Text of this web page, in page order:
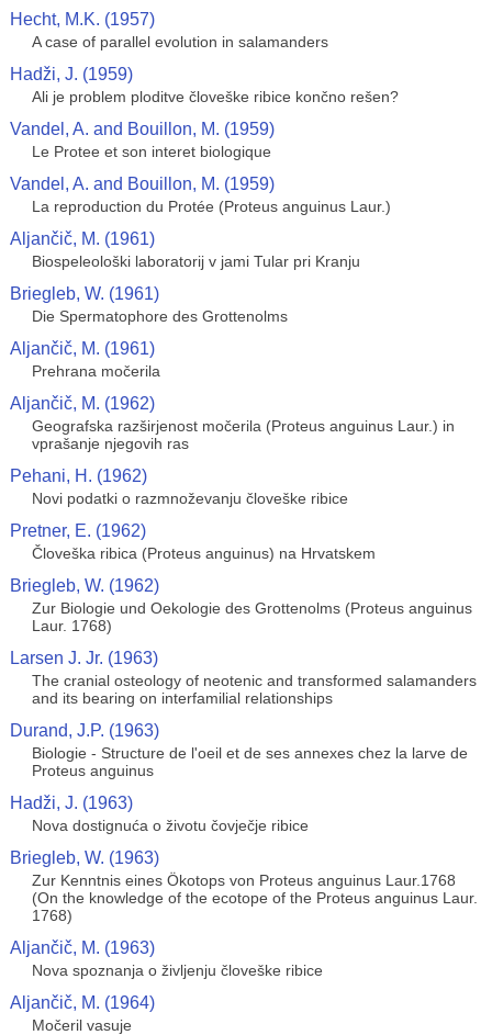
Hecht, M.K. (1957)
A case of parallel evolution in salamanders
Hadži, J. (1959)
Ali je problem ploditve človeške ribice končno rešen?
Vandel, A. and Bouillon, M. (1959)
Le Protee et son interet biologique
Vandel, A. and Bouillon, M. (1959)
La reproduction du Protée (Proteus anguinus Laur.)
Aljančič, M. (1961)
Biospeleološki laboratorij v jami Tular pri Kranju
Briegleb, W. (1961)
Die Spermatophore des Grottenolms
Aljančič, M. (1961)
Prehrana močerila
Aljančič, M. (1962)
Geografska razširjenost močerila (Proteus anguinus Laur.) in
vprašanje njegovih ras
Pehani, H. (1962)
Novi podatki o razmnoževanju človeške ribice
Pretner, E. (1962)
Človeška ribica (Proteus anguinus) na Hrvatskem
Briegleb, W. (1962)
Zur Biologie und Oekologie des Grottenolms (Proteus anguinus
Laur. 1768)
Larsen J. Jr. (1963)
The cranial osteology of neotenic and transformed salamanders
and its bearing on interfamilial relationships
Durand, J.P. (1963)
Biologie - Structure de l'oeil et de ses annexes chez la larve de
Proteus anguinus
Hadži, J. (1963)
Nova dostignuća o životu čovječje ribice
Briegleb, W. (1963)
Zur Kenntnis eines Ökotops von Proteus anguinus Laur.1768
(On the knowledge of the ecotope of the Proteus anguinus Laur.
1768)
Aljančič, M. (1963)
Nova spoznanja o življenju človeške ribice
Aljančič, M. (1964)
Močeril vasuje